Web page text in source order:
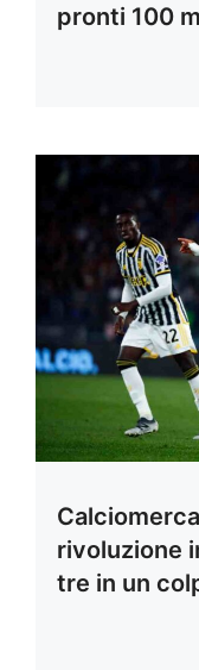
pronti 100
rivoluzione
tre in un